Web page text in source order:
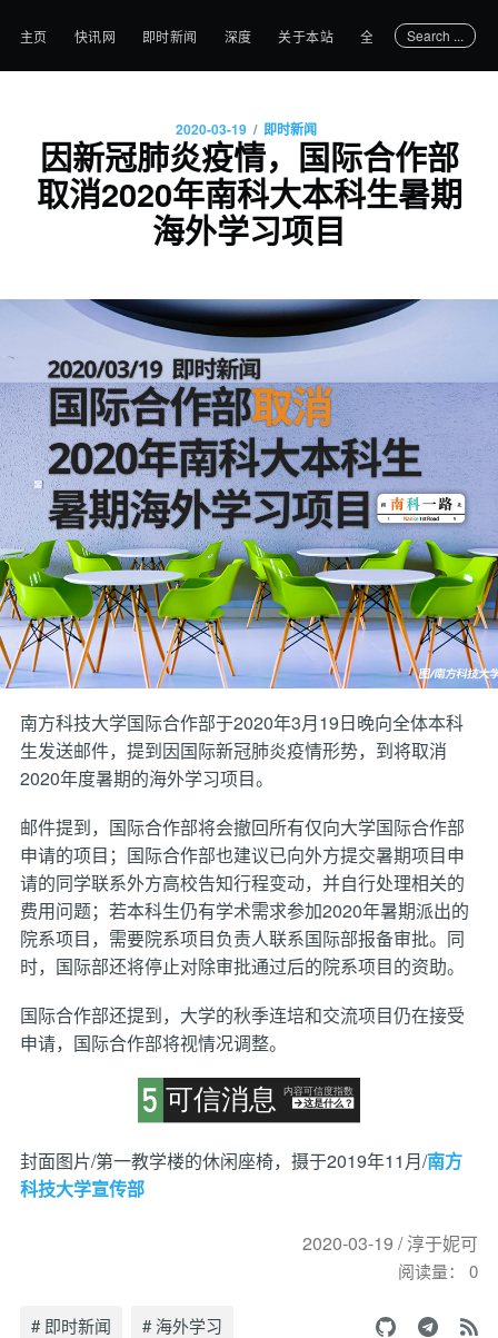
主页 快讯网 即时新闻 深度 关于本站 全部文章Search ...
2020-03-19 / 即时新闻
因新冠肺炎疫情，国际合作部
取消2020年南科大本科生暑期
海外学习项目
南方科技大学国际合作部于2020年3月19日晚向全体本科
生发送邮件，提到因国际新冠肺炎疫情形势，到将取消
2020年度暑期的海外学习项目。
邮件提到，国际合作部将会撤回所有仅向大学国际合作部
申请的项目；国际合作部也建议已向外方提交暑期项目申
请的同学联系外方高校告知行程变动，并自行处理相关的
费用问题；若本科生仍有学术需求参加2020年暑期派出的
院系项目，需要院系项目负责人联系国际部报备审批。同
时，国际部还将停止对除审批通过后的院系项目的资助。
国际合作部还提到，大学的秋季连培和交流项目仍在接受
申请，国际合作部将视情况调整。
封面图片/第一教学楼的休闲座椅，摄于2019年11月/南方
科技大学宣传部
2020-03-19 / 淳于妮可
阅读量： 0
# 即时新闻 # 海外学习